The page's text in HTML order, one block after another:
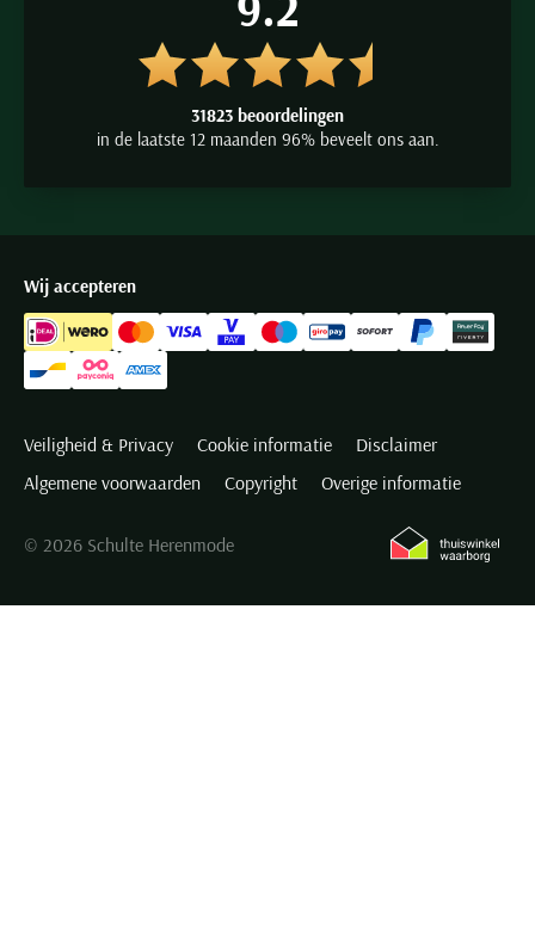
31823 beoordelingen
in de laatste 12 maanden 96% beveelt ons aan.
Wij accepteren
Veiligheid & Privacy Cookie informatie
Disclaimer
Algemene voorwaarden
Copyright Overige informatie
© 2026 Schulte Herenmode